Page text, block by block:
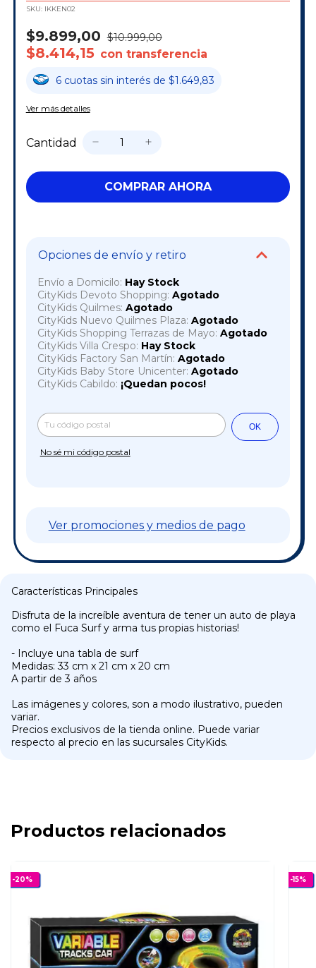
SKU: IKKEN02
$9.899,00 $10.999,00
$8.414,15 con transferencia
6 cuotas sin interés de $1.649,83
Ver más detalles
Cantidad
Opciones de envío y retiro
Envío a Domicilo: Hay Stock
CityKids Devoto Shopping: Agotado
CityKids Quilmes: Agotado
CityKids Nuevo Quilmes Plaza: Agotado
CityKids Shopping Terrazas de Mayo: Agotado
CityKids Villa Crespo: Hay Stock
CityKids Factory San Martín: Agotado
CityKids Baby Store Unicenter: Agotado
CityKids Cabildo: ¡Quedan pocos!
Entregas para el CP: Cambiar CP
OK
No sé mi código postal
Ver promociones y medios de pago
Características Principales
Disfruta de la increíble aventura de tener un auto de playa
como el Fuca Surf y arma tus propias historias!
- Incluye una tabla de surf
Medidas: 33 cm x 21 cm x 20 cm
A partir de 3 años
Las imágenes y colores, son a modo ilustrativo, pueden
variar.
Precios exclusivos de la tienda online. Puede variar
respecto al precio en las sucursales CityKids.
Productos relacionados
-20% -15%